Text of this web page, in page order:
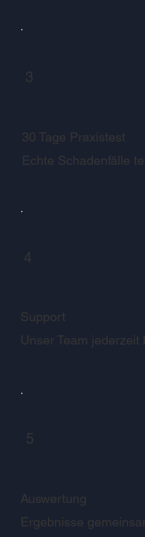
5
Auswertung
Ergebnisse
4
Support
Unser Team jederzeit
3
30 Tage Praxistest
Echte Schadenfälle